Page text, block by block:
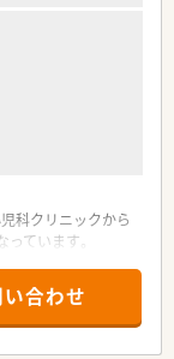
科クリニックから
ています。
す。
、同法人による近
です。
合わせ